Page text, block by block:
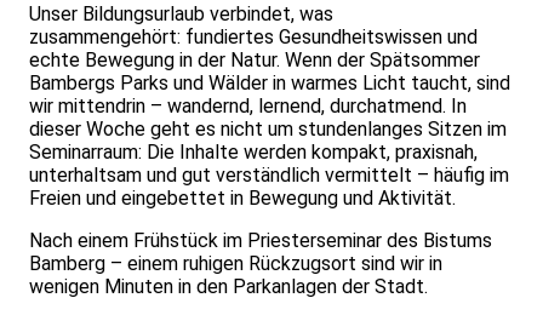
Unser Bildungsurlaub verbindet, was
zusammengehört: fundiertes Gesundheitswissen und
echte Bewegung in der Natur. Wenn der Spätsommer
Bambergs Parks und Wälder in warmes Licht taucht, sind
wir mittendrin – wandernd, lernend, durchatmend. In
dieser Woche geht es nicht um stundenlanges Sitzen im
Seminarraum: Die Inhalte werden kompakt, praxisnah,
unterhaltsam und gut verständlich vermittelt – häufig im
Freien und eingebettet in Bewegung und Aktivität.
Nach einem Frühstück im Priesterseminar des Bistums
Bamberg – einem ruhigen Rückzugsort sind wir in
wenigen Minuten in den Parkanlagen der Stadt.